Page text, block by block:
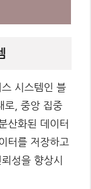
시스템인 블
로, 중앙 집중
산화된 데이터
터를 저장하고
성을 향상시